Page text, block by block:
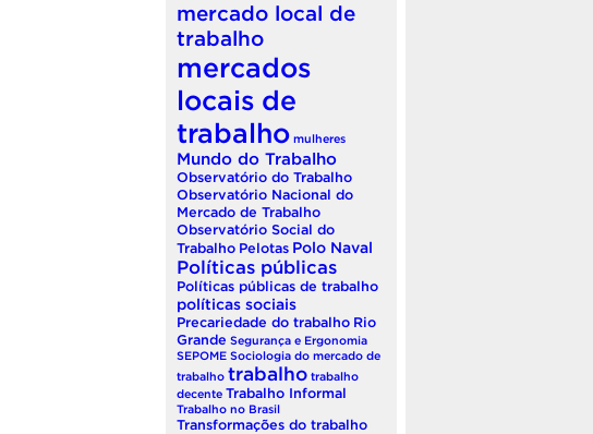
mercado local de
trabalho
mercados
locais de
trabalho mulheres
Mundo do Trabalho
Observatório do Trabalho
Observatório Nacional do
Mercado de Trabalho
Observatório Social do
Trabalho Pelotas Polo Naval
Políticas públicas
Políticas públicas de trabalho
políticas sociais
Precariedade do trabalho Rio
Grande Segurança e Ergonomia
SEPOME Sociologia do mercado de
trabalho trabalho trabalho
decente Trabalho Informal
Trabalho no Brasil
Transformações do trabalho